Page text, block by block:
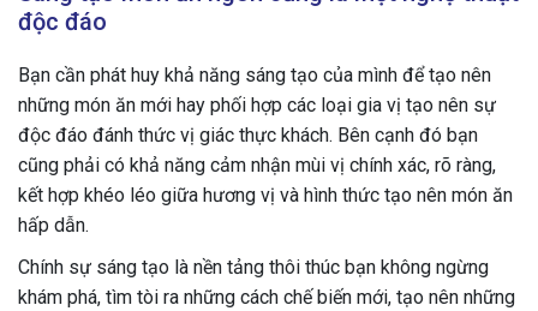
độc đáo
Bạn cần phát huy khả năng sáng tạo của mình để tạo nên
những món ăn mới hay phối hợp các loại gia vị tạo nên sự
độc đáo đánh thức vị giác thực khách. Bên cạnh đó bạn
cũng phải có khả năng cảm nhận mùi vị chính xác, rõ ràng,
kết hợp khéo léo giữa hương vị và hình thức tạo nên món ăn
hấp dẫn.
Chính sự sáng tạo là nền tảng thôi thúc bạn không ngừng
khám phá, tìm tòi ra những cách chế biến mới, tạo nên những